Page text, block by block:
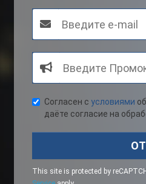
Согласен сусловиями
даёте согласие на
This site is protected by